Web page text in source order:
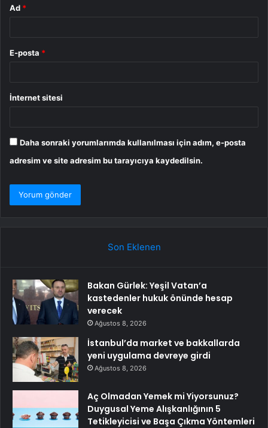
Ad *
E-posta *
İnternet sitesi
Daha sonraki yorumlarımda kullanılması için adım, e-posta
adresim ve site adresim bu tarayıcıya kaydedilsin.
Son Eklenen
Bakan Gürlek: Yeşil Vatan’a
kastedenler hukuk önünde hesap
verecek
Ağustos 8, 2026
İstanbul’da market ve bakkallarda
yeni uygulama devreye girdi
Ağustos 8, 2026
Aç Olmadan Yemek mi Yiyorsunuz?
Duygusal Yeme Alışkanlığının 5
Tetikleyicisi ve Başa Çıkma Yöntemleri